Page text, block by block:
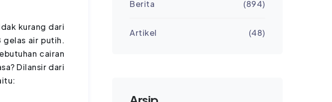
kurang dari
gelas air putih.
cairan
Dilansir dari
Berita (894)
Artikel (48)